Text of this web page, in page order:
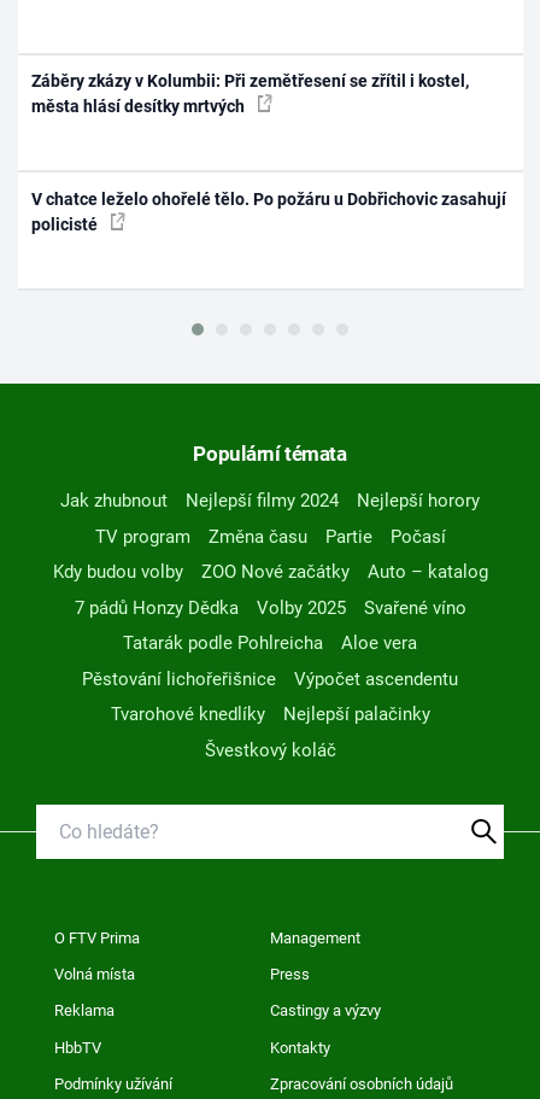
Záběry zkázy v Kolumbii: Při zemětřesení se zřítil i kostel,
města hlásí desítky mrtvých
V chatce leželo ohořelé tělo. Po požáru u Dobřichovic zasahují
policisté
Populární témata
Jak zhubnout Nejlepší filmy 2024
Nejlepší horory
TV program
Změna času Partie
Počasí
Kdy budou volby
ZOO Nové začátky
Auto – katalog
7 pádů Honzy Dědka
Volby 2025
Svařené víno
Tatarák podle Pohlreicha
Aloe vera
Pěstování lichořeřišnice
Výpočet ascendentu
Tvarohové knedlíky
Nejlepší palačinky
Švestkový koláč
O FTV Prima Management
Volná místa Press
Reklama Castingy a výzvy
HbbTV Kontakty
Podmínky užívání Zpracování osobních údajů